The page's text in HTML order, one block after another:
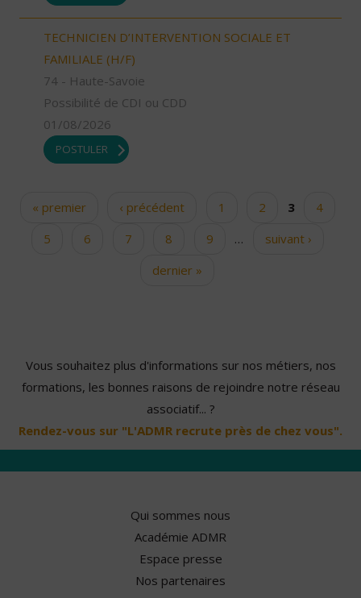
TECHNICIEN D’INTERVENTION SOCIALE ET
FAMILIALE (H/F)
74 - Haute-Savoie
Possibilité de CDI ou CDD
01/08/2026
POSTULER
Pages« premier ‹ précédent 1 2 3
4
5
6 7 8 9 …
suivant ›
dernier »
Vous souhaitez plus d'informations sur nos métiers, nos
formations, les bonnes raisons de rejoindre notre réseau
associatif... ?
Rendez-vous sur "L'ADMR recrute près de chez vous".
Qui sommes nous
Académie ADMR
Espace presse
Nos partenaires